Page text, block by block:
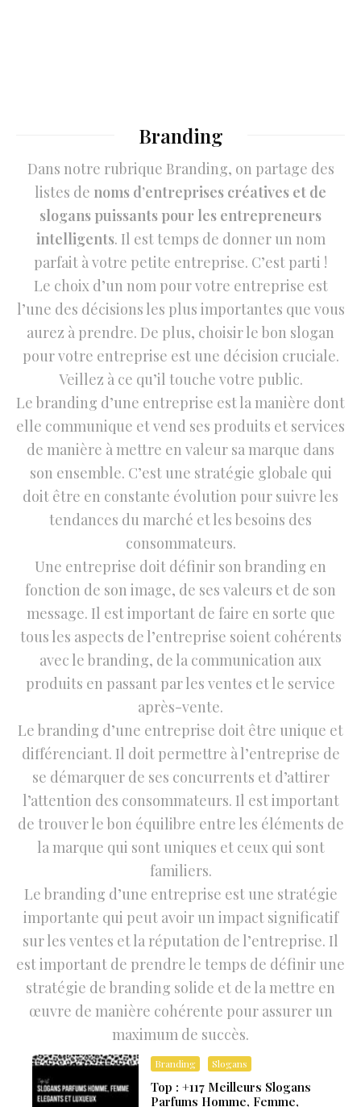
Branding
Dans notre rubrique Branding, on partage des
listes de noms d’entreprises créatives et de
slogans puissants pour les entrepreneurs
intelligents. Il est temps de donner un nom
parfait à votre petite entreprise. C’est parti !
Le choix d’un nom pour votre entreprise est
l’une des décisions les plus importantes que vous
aurez à prendre. De plus, choisir le bon slogan
pour votre entreprise est une décision cruciale.
Veillez à ce qu’il touche votre public.
Le branding d’une entreprise est la manière dont
elle communique et vend ses produits et services
de manière à mettre en valeur sa marque dans
son ensemble. C’est une stratégie globale qui
doit être en constante évolution pour suivre les
tendances du marché et les besoins des
consommateurs.
Une entreprise doit définir son branding en
fonction de son image, de ses valeurs et de son
message. Il est important de faire en sorte que
tous les aspects de l’entreprise soient cohérents
avec le branding, de la communication aux
produits en passant par les ventes et le service
après-vente.
Le branding d’une entreprise doit être unique et
différenciant. Il doit permettre à l’entreprise de
se démarquer de ses concurrents et d’attirer
l’attention des consommateurs. Il est important
de trouver le bon équilibre entre les éléments de
la marque qui sont uniques et ceux qui sont
familiers.
Le branding d’une entreprise est une stratégie
importante qui peut avoir un impact significatif
sur les ventes et la réputation de l’entreprise. Il
est important de prendre le temps de définir une
stratégie de branding solide et de la mettre en
œuvre de manière cohérente pour assurer un
maximum de succès.
Branding Slogans
Top : +117 Meilleurs Slogans
Parfums Homme, Femme,